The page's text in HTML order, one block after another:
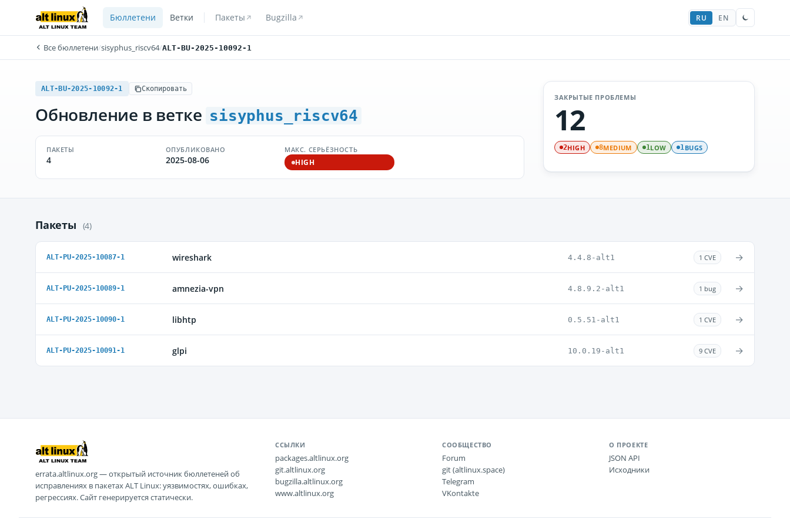
Бюллетени Ветки Пакеты Bugzilla RU EN
Все бюллетени/sisyphus_riscv64/ALT-BU-2025-10092-1
ALT-BU-2025-10092-1 Скопировать
Обновление в ветке sisyphus_riscv64
ПАКЕТЫ
4
ОПУБЛИКОВАНО
2025-08-06
МАКС. СЕРЬЁЗНОСТЬ
HIGH
ЗАКРЫТЫЕ ПРОБЛЕМЫ
12
2HIGH 8MEDIUM 1LOW 1BUGS
Пакеты (4)
ALT-PU-2025-10087-1 wireshark 4.4.8-alt1 1 CVE →
ALT-PU-2025-10089-1 amnezia-vpn 4.8.9.2-alt1 1 bug →
ALT-PU-2025-10090-1 libhtp 0.5.51-alt1 1 CVE →
ALT-PU-2025-10091-1 glpi 10.0.19-alt1 9 CVE →
errata.altlinux.org — открытый источник бюллетеней об
исправлениях в пакетах ALT Linux: уязвимостях, ошибках,
регрессиях. Сайт генерируется статически.
ССЫЛКИ
packages.altlinux.org
git.altlinux.org
bugzilla.altlinux.org
www.altlinux.org
СООБЩЕСТВО
Forum
git (altlinux.space)
Telegram
VKontakte
О ПРОЕКТЕ
JSON API
Исходники